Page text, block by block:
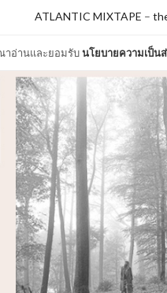
าอ่านและยอมรับนโยบายความเป็น
ATLANTIC MIXTAPE –